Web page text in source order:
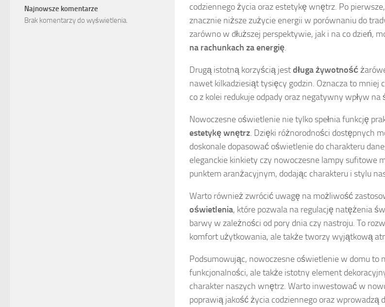
codziennego życia oraz estetykę wnętrz. Po pierwsze,
znacznie niższe zużycie energii w porównaniu do
zarówno w dłuższej perspektywie, jak i na co dzień,
na rachunkach za energię.
Drugą istotną korzyścią jestdługa żywotność
nawet kilkadziesiąt tysięcy godzin. Oznacza to mniej
co z kolei redukuje odpady oraz negatywny wpływ na
Nowoczesne oświetlenie nie tylko spełnia funkcję
estetykę wnętrz. Dzięki różnorodności dostępnych
doskonale dopasować oświetlenie do charakteru
eleganckie kinkiety czy nowoczesne lampy sufitowe
punktem aranżacyjnym, dodając charakteru i stylu
Warto również zwrócić uwagę na możliwość
oświetlenia, które pozwala na regulację natężenia
barwy w zależności od pory dnia czy nastroju. To
komfort użytkowania, ale także tworzy wyjątkową
Podsumowując, nowoczesne oświetlenie w domu to
funkcjonalności, ale także istotny element
charakter naszych wnętrz. Warto inwestować w
poprawią jakość życia codziennego oraz wprowadzą
Najnowsze komentarze
Brak komentarzy do wyświetlenia.